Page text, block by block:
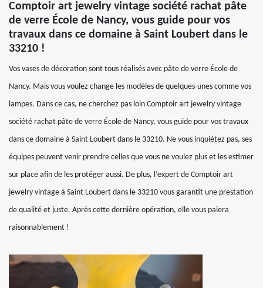
Comptoir art jewelry vintage société rachat pâte
de verre École de Nancy, vous guide pour vos
travaux dans ce domaine à Saint Loubert dans le
33210 !
Vos vases de décoration sont tous réalisés avec pâte de verre École de
Nancy. Mais vous voulez change les modèles de quelques-unes comme vos
lampes. Dans ce cas, ne cherchez pas loin Comptoir art jewelry vintage
société rachat pâte de verre École de Nancy, vous guide pour vos travaux
dans ce domaine à Saint Loubert dans le 33210. Ne vous inquiétez pas, ses
équipes peuvent venir prendre celles que vous ne voulez plus et les estimer
sur place afin de les protéger aussi. De plus, l’expert de Comptoir art
jewelry vintage à Saint Loubert dans le 33210 vous garantit une prestation
de qualité et juste. Après cette dernière opération, elle vous paiera
raisonnablement !